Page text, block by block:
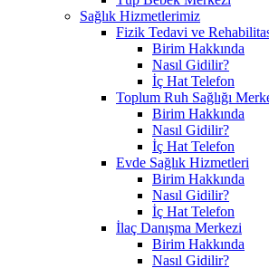
Sağlık Hizmetlerimiz
Fizik Tedavi ve
Birim Hakkında
Nasıl Gidilir?
İç Hat Telefon
Toplum Ruh Sağlığı
Birim Hakkında
Nasıl Gidilir?
İç Hat Telefon
Evde Sağlık Hizmetleri
Birim Hakkında
Nasıl Gidilir?
İç Hat Telefon
İlaç Danışma Merkezi
Birim Hakkında
Nasıl Gidilir?